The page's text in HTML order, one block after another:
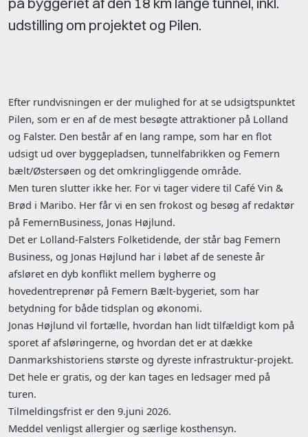
udstilling om projektet og Pilen.
Efter rundvisningen er der mulighed for at se udsigtspunktet
Pilen, som er en af de mest besøgte attraktioner på Lolland
og Falster. Den består af en lang rampe, som har en flot
udsigt ud over byggepladsen, tunnelfabrikken og Femern
bælt/Østersøen og det omkringliggende område.
Men turen slutter ikke her. For vi tager videre til Café Vin &
Brød i Maribo. Her får vi en sen frokost og besøg af redaktør
på FemernBusiness, Jonas Højlund.
Det er Lolland-Falsters Folketidende, der står bag Femern
Business, og Jonas Højlund har i løbet af de seneste år
afsløret en dyb konflikt mellem bygherre og
hovedentreprenør på Femern Bælt-bygeriet, som har
betydning for både tidsplan og økonomi.
Jonas Højlund vil fortælle, hvordan han lidt tilfældigt kom på
sporet af afsløringerne, og hvordan det er at dække
Danmarkshistoriens største og dyreste infrastruktur-projekt.
Det hele er gratis, og der kan tages en ledsager med på
turen.
Tilmeldingsfrist er den 9.juni 2026.
Meddel venligst allergier og særlige kosthensyn.